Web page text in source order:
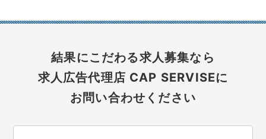
結果にこだわる求人募集なら
求人広告代理店 CAP SERVISEに
お問い合わせください